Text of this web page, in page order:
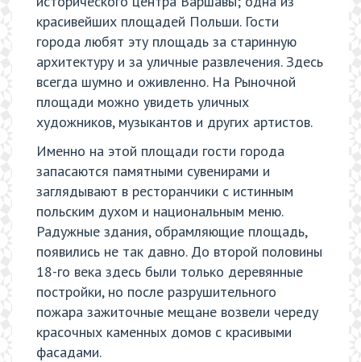
красивейших площадей Польши. Гости
города любят эту площадь за старинную
архитектуру и за уличные развлечения. Здесь
всегда шумно и оживленно. На Рыночной
площади можно увидеть уличных
художников, музыкантов и других артистов.
Именно на этой площади гости города
запасаются памятными сувенирами и
заглядывают в ресторанчики с истинным
польским духом и национальным меню.
Радужные здания, обрамляющие площадь,
появились не так давно. До второй половины
18-го века здесь были только деревянные
постройки, но после разрушительного
пожара зажиточные мещане возвели череду
красочных каменных домов с красивыми
фасадами.